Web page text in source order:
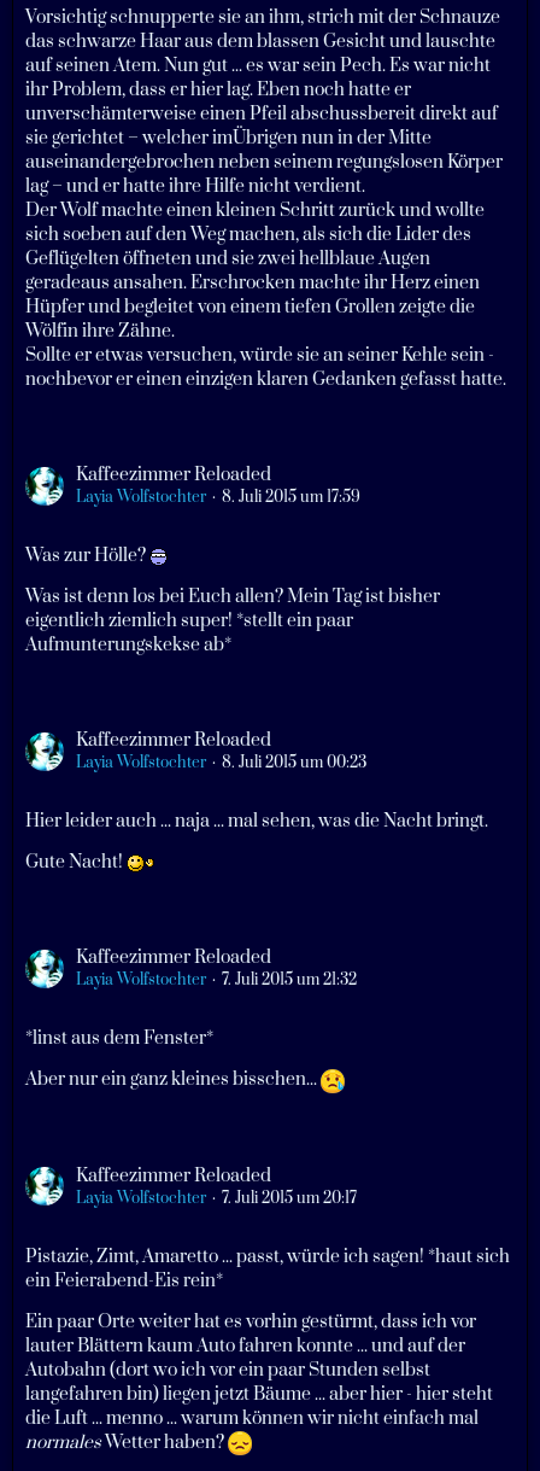
Vorsichtig schnupperte sie an ihm, strich mit der Schnauze
das schwarze Haar aus dem blassen Gesicht und lauschte
auf seinen Atem. Nun gut ... es war sein Pech. Es war nicht
ihr Problem, dass er hier lag. Eben noch hatte er
unverschämterweise einen Pfeil abschussbereit direkt auf
sie gerichtet – welcher imÜbrigen nun in der Mitte
auseinandergebrochen neben seinem regungslosen Körper
lag – und er hatte ihre Hilfe nicht verdient.
Der Wolf machte einen kleinen Schritt zurück und wollte
sich soeben auf den Weg machen, als sich die Lider des
Geflügelten öffneten und sie zwei hellblaue Augen
geradeaus ansahen. Erschrocken machte ihr Herz einen
Hüpfer und begleitet von einem tiefen Grollen zeigte die
Wölfin ihre Zähne.
Sollte er etwas versuchen, würde sie an seiner Kehle sein -
nochbevor er einen einzigen klaren Gedanken gefasst hatte.
Kaffeezimmer Reloaded
Layia Wolfstochter 8. Juli 2015 um 17:59
Was zur Hölle?
Was ist denn los bei Euch allen? Mein Tag ist bisher
eigentlich ziemlich super! *stellt ein paar
Aufmunterungskekse ab*
Kaffeezimmer Reloaded
Layia Wolfstochter 8. Juli 2015 um 00:23
Hier leider auch ... naja ... mal sehen, was die Nacht bringt.
Gute Nacht!
Kaffeezimmer Reloaded
Layia Wolfstochter 7. Juli 2015 um 21:32
*linst aus dem Fenster*
Aber nur ein ganz kleines bisschen...
Kaffeezimmer Reloaded
Layia Wolfstochter 7. Juli 2015 um 20:17
Pistazie, Zimt, Amaretto ... passt, würde ich sagen! *haut sich
ein Feierabend-Eis rein*
Ein paar Orte weiter hat es vorhin gestürmt, dass ich vor
lauter Blättern kaum Auto fahren konnte ... und auf der
Autobahn (dort wo ich vor ein paar Stunden selbst
langefahren bin) liegen jetzt Bäume ... aber hier - hier steht
die Luft ... menno ... warum können wir nicht einfach mal
normalesWetter haben?